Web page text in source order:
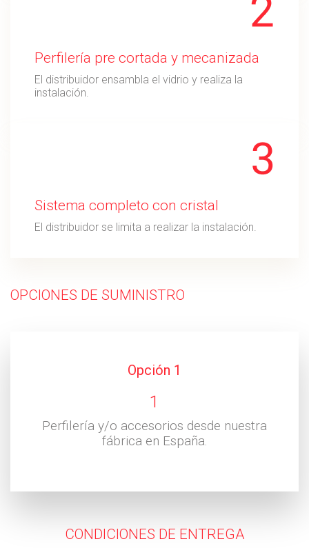
Perfilería pre cortada y mecanizada
El distribuidor ensambla el vidrio y realiza la
instalación.
Sistema completo con cristal
El distribuidor se limita a realizar la instalación.
OPCIONES DE SUMINISTRO
Opción 3
1
Perfilería y/o accesorios desde nuestra
fábrica en España.
Opción 1
Opción 2
CONDICIONES DE ENTREGA